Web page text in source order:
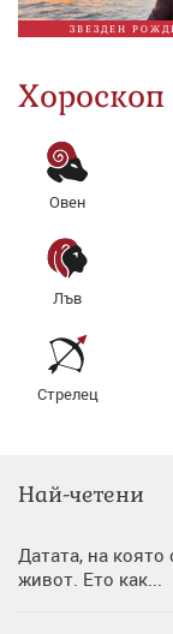
ЗВЕЗДЕН
Овен
Лъв
Стрелец
Най-четени
Датата, на
живот. Ето как...